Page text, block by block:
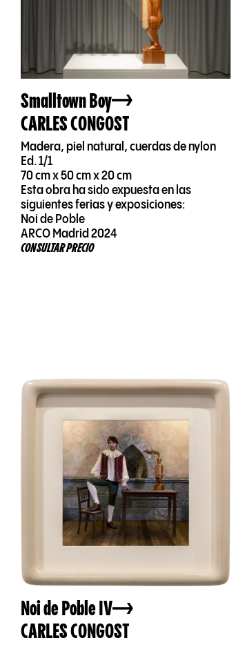
Smalltown Boy
CARLES CONGOST
Madera, piel natural, cuerdas de nylon
Ed. 1/1
70 cm x 50 cm x 20 cm
Esta obra ha sido expuesta en las
siguientes ferias y exposiciones:
Noi de Poble
ARCO Madrid 2024
CONSULTAR PRECIO
Noi de Poble IV
CARLES CONGOST